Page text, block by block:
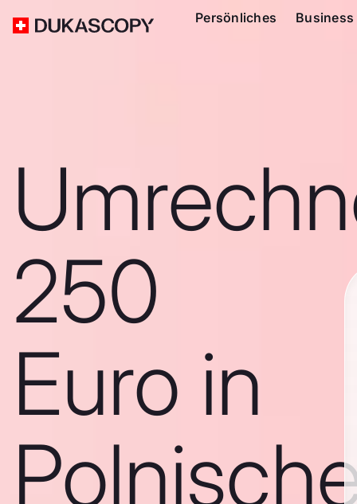
Persönliches Business
250
Euro in